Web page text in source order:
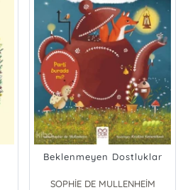
Beklenmeyen Dostluklar
SOPHİE DE MULLENHEİM